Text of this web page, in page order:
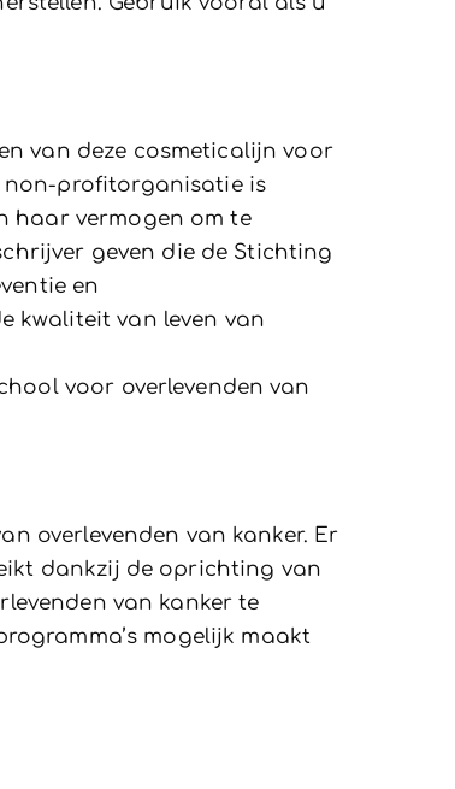
van deze cosmeticalijn voor
non-profitorganisatie is
haar vermogen om te
geven die de Stichting
en
kwaliteit van leven van
voor overlevenden van
overlevenden van kanker. Er
dankzij de oprichting van
van kanker te
mogelijk maakt